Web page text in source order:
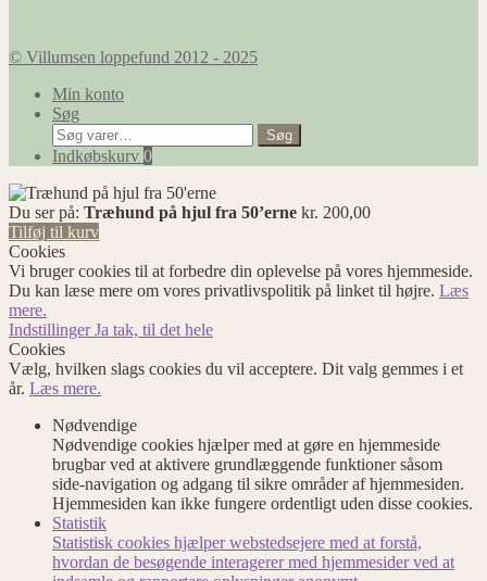
© Villumsen loppefund 2012 - 2025
Min konto
Søg
Søg
efter:
Søg
Indkøbskurv 0
Du ser på: Træhund på hjul fra 50’erne kr. 200,00
Tilføj til kurv
Cookies
Vi bruger cookies til at forbedre din oplevelse på vores hjemmeside.
Du kan læse mere om vores privatlivspolitik på linket til højre. Læs
mere.
IndstillingerJa tak, til det hele
Cookies
Vælg, hvilken slags cookies du vil acceptere. Dit valg gemmes i et
år. Læs mere.
Nødvendige
Nødvendige cookies hjælper med at gøre en hjemmeside
brugbar ved at aktivere grundlæggende funktioner såsom
side-navigation og adgang til sikre områder af hjemmesiden.
Hjemmesiden kan ikke fungere ordentligt uden disse cookies.
Statistik
Statistisk cookies hjælper webstedsejere med at forstå,
hvordan de besøgende interagerer med hjemmesider ved at